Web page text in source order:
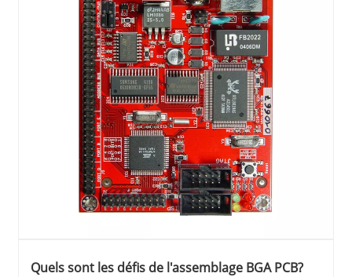
Quels sont les défis de l'assemblage BGA PCB?